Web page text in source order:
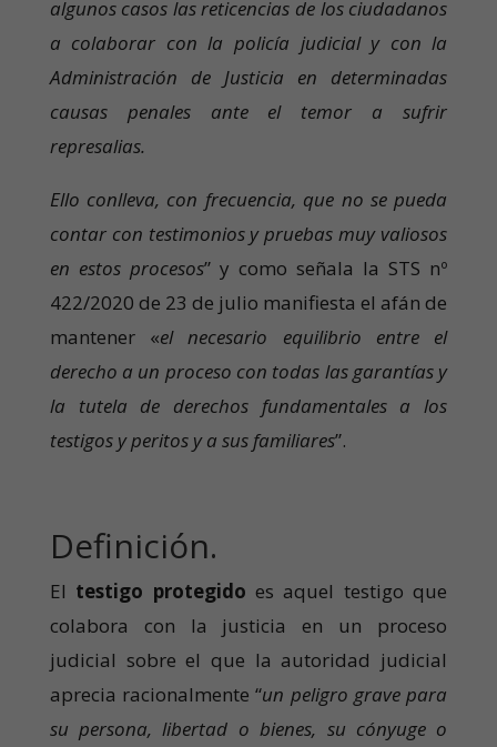
algunos casos las reticencias de los ciudadanos
a colaborar con la policía judicial y con la
Administración de Justicia en determinadas
causas penales ante el temor a sufrir
represalias.
Ello conlleva, con frecuencia, que no se pueda
contar con testimonios y pruebas muy valiosos
en estos procesos” y como señala la STS nº
422/2020 de 23 de julio manifiesta el afán de
mantener «el necesario equilibrio entre el
derecho a un proceso con todas las garantías y
la tutela de derechos fundamentales a los
testigos y peritos y a sus familiares”.
Definición.
El testigo protegido es aquel testigo que
colabora con la justicia en un proceso
judicial sobre el que la autoridad judicial
aprecia racionalmente “un peligro grave para
su persona, libertad o bienes, su cónyuge o